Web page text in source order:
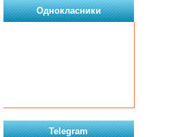
Однокласники
Telegram